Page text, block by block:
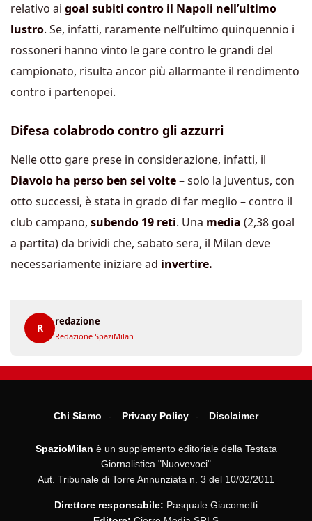
relativo ai goal subiti contro il Napoli nell’ultimo
lustro. Se, infatti, raramente nell’ultimo quinquennio i
rossoneri hanno vinto le gare contro le grandi del
campionato, risulta ancor più allarmante il rendimento
contro i partenopei.
Difesa colabrodo contro gli azzurri
Nelle otto gare prese in considerazione, infatti, il
Diavolo ha perso ben sei volte– solo la Juventus, con
otto successi, è stata in grado di far meglio – contro il
club campano, subendo 19 reti. Una media (2,38 goal
a partita) da brividi che, sabato sera, il Milan deve
necessariamente iniziare ad invertire.
R
redazione
Redazione SpaziMilan
Chi Siamo Privacy Policy Disclaimer
SpazioMilan è un supplemento editoriale della Testata
Giornalistica "Nuovevoci"
Aut. Tribunale di Torre Annunziata n. 3 del 10/02/2011
Direttore responsabile: Pasquale Giacometti